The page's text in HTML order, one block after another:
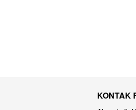
KONTAK